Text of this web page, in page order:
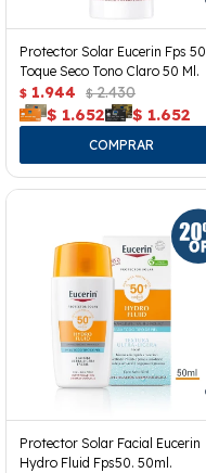
Protector Solar Eucerin Fps 50
Toque Seco Tono Claro 50 Ml.
$ 1.944 $ 2.430
$ 1.652 $ 1.652
Protector Solar Facial Eucerin
Hydro Fluid Fps50. 50ml.